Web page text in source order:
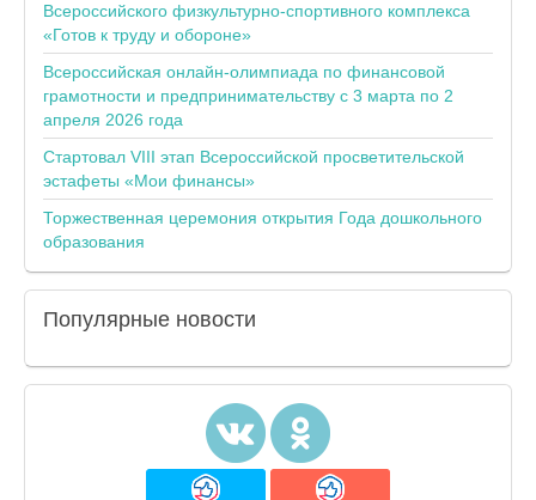
Всероссийского физкультурно-спортивного комплекса
«Готов к труду и обороне»
Всероссийская онлайн-олимпиада по финансовой
грамотности и предпринимательству с 3 марта по 2
апреля 2026 года
Стартовал VIII этап Всероссийской просветительской
эстафеты «Мои финансы»
Торжественная церемония открытия Года дошкольного
образования
Популярные новости